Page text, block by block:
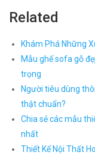
Related
Khám Phá Những
Mẫu ghế sofa gỗ
trọng
Người tiêu dùng
thật chuẩn?
Chia sẻ các mẫu
nhất
Thiết Kế Nội Thất